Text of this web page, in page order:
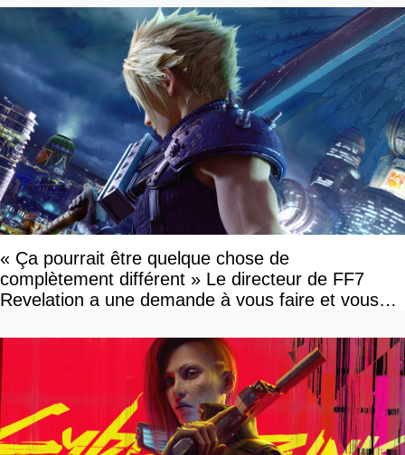
« Ça pourrait être quelque chose de
complètement différent » Le directeur de FF7
Revelation a une demande à vous faire et vous